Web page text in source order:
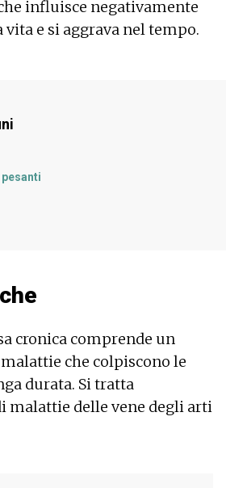
influisce negativamente
e si aggrava nel tempo.
cronica comprende un
che colpiscono le
durata. Si tratta
malattie delle vene degli arti